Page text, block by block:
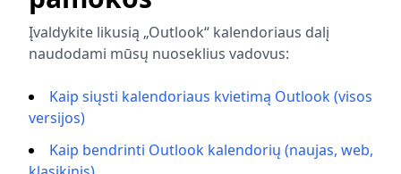
Įvaldykite likusią „Outlook“ kalendoriaus dalį
naudodami mūsų nuoseklius vadovus:
Kaip siųsti kalendoriaus kvietimą Outlook (visos
versijos)
Kaip bendrinti Outlook kalendorių (naujas, web,